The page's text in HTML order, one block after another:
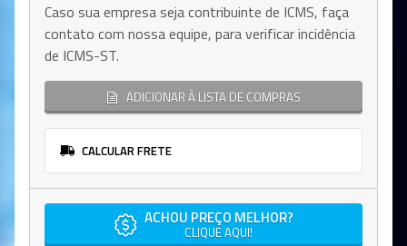
Caso sua empresa seja contribuinte de ICMS, faça
contato com nossa equipe, para verificar incidência
de ICMS-ST.
ADICIONAR À LISTA DE COMPRAS
CALCULAR FRETE
ACHOU PREÇO MELHOR?
CLIQUE AQUI!